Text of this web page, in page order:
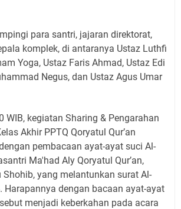
para santri, jajaran direktorat,
komplek, di antaranya Ustaz Luthfi
Yoga, Ustaz Faris Ahmad, Ustaz Edi
Negus, dan Ustaz Agus Umar
WIB, kegiatan Sharing & Pengarahan
Akhir PPTQ Qoryatul Qur’an
pembacaan ayat-ayat suci Al-
Ma'had Aly Qoryatul Qur’an,
yang melantunkan surat Al-
Harapannya dengan bacaan ayat-ayat
menjadi keberkahan pada acara